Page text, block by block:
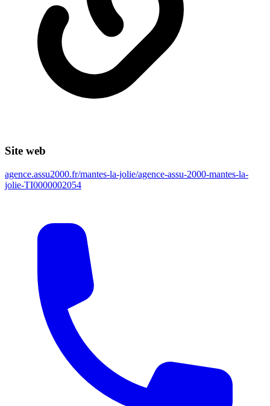
Site web
agence.assu2000.fr/mantes-la-jolie/agence-assu-2000-mantes-la-
jolie-TI0000002054